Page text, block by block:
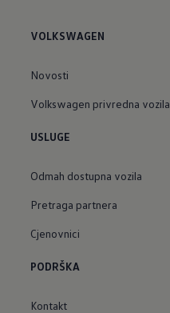
VOLKSWAGEN
Novosti
Volkswagen privredna vozila
USLUGE
Odmah dostupna vozila
Pretraga partnera
Cjenovnici
PODRŠKA
Kontakt